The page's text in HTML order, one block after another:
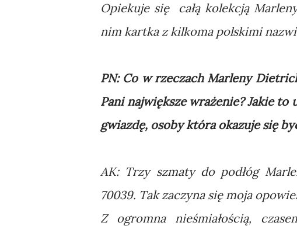
Opiekuje się całą kolekcją
nim kartka z kilkoma polskimi
PN: Co w rzeczach Marleny
Pani największe wrażenie? Jakie
gwiazdę, osoby która okazuje się
AK: Trzy szmaty do podłóg
70039. Tak zaczyna się moja
Z ogromna nieśmiałością,